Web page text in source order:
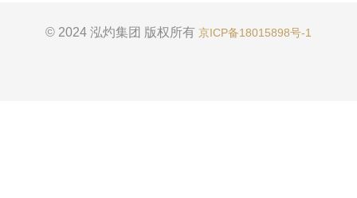
© 2024 泓灼集团 版权所有 京ICP备18015898号-1